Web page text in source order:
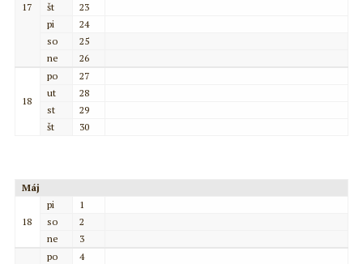
17
št
23
pi
24
so
25
ne
26
18
po
27
ut
28
st
29
št
30
Máj
18
pi
1
so
2
ne
3
po
4